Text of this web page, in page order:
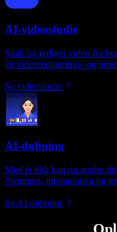
AI-videostudie
Skab og rediger video fra
én videoredigerings- og
Se videostudie
AI-dubning
Med ét klik kan du ændre
Stemmen, intonationen og
Se AI-dubning